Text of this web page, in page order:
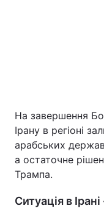
На завершення
Ірану в регіоні
арабських
а остаточне
Трампа.
Ситуація в